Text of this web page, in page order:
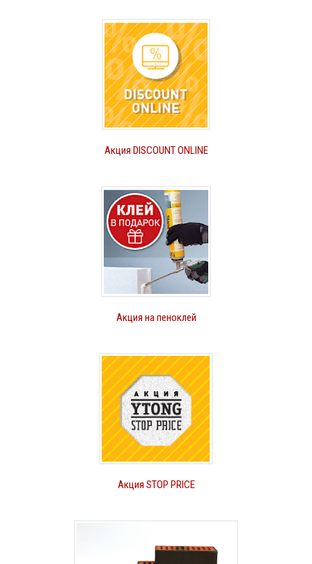
Акция DISCOUNT ONLINE
Акция на пеноклей
Акция STOP PRICE